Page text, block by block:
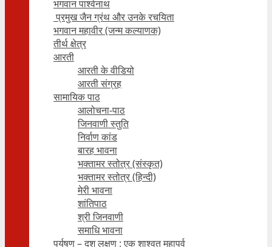
भगवान पार्श्वनाथ
प्रमुख जैन ग्रंथ और उनके रचयिता
भगवान महावीर (जन्म कल्याणक)
तीर्थ क्षेत्र
आरती
आरती के वीडियो
आरती संग्रह
सामायिक पाठ
आलोचना-पाठ
जिनवाणी स्तुति
निर्वाण कांड
बारह भावना
भक्तामर स्तोत्र (संस्कृत)
भक्तामर स्तोत्र (हिन्दी)
मेरी भावना
शांतिपाठ
श्री जिनवाणी
समाधि भावना
पर्युषण – दश लक्षण : एक शाश्वत महापर्व